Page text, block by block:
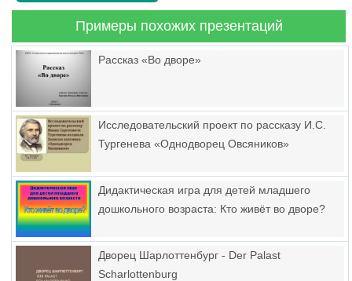
Примеры похожих презентаций
Рассказ «Во дворе»
Исследовательский проект по рассказу И.С.
Тургенева «Однодворец Овсяников»
Дидактическая игра для детей младшего
дошкольного возраста: Кто живёт во дворе?
Дворец Шарлоттенбург - Der Palast
Scharlottenburg